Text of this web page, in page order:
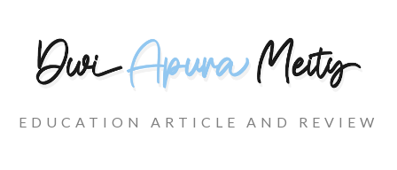
EDUCATION ARTICLE AND REVIEW